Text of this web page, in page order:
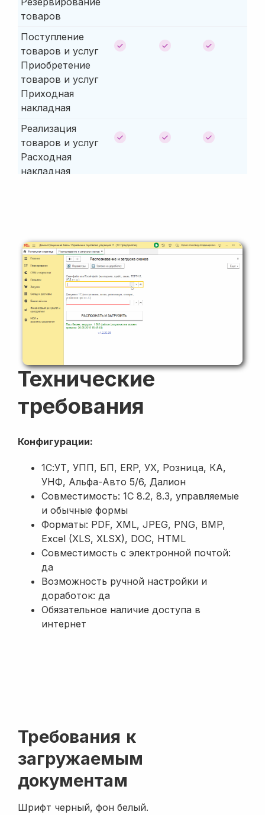
товаров
Поступление
товаров и услуг
Приобретение
товаров и услуг
Приходная
накладная
Реализация
товаров и услуг
Расходная
накладная
товаров
Счет на оплату
покупателю
-
Счет на оплату
поставщика
Счет на оплату
-
Отчет о
розничных
Установка цен
Регистрация
номенклатуры
Переоценка
Установка цен
номенклатуры
контрагентов
Регистрация
номенклатуры
поставщика
Возврат
товаров
Отчет
комиссионера о
комитенту о
Технические
требования
Конфигурации:
1С:УТ, УПП, БП, ERP, УХ, Розница, КА,
УНФ, Альфа-Авто 5/6, Далион
Совместимость: 1С 8.2, 8.3, управляемые
и обычные формы
Форматы: PDF, XML, JPEG, PNG, BMP,
Excel (XLS, XLSX), DOC, HTML
Совместимость с электронной почтой:
да
Возможность ручной настройки и
доработок: да
Обязательное наличие доступа в
интернет
Требования к
загружаемым
документам
Шрифт черный, фон белый.